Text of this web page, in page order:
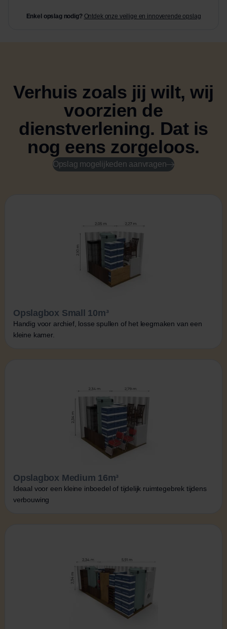
Enkel opslag nodig? Ontdek onze veilige en innoverende opslag
Verhuis zoals jij wilt, wij
voorzien de
dienstverlening. Dat is
nog eens zorgeloos.
Opslag mogelijkeden aanvragen
Opslagbox Small 10m³
Handig voor archief, losse spullen of het leegmaken van een
kleine kamer.
Opslagbox Medium 16m³
Ideaal voor een kleine inboedel of tijdelijk ruimtegebrek tijdens
verbouwing